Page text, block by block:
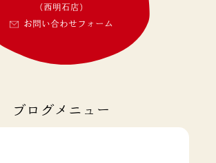
(西明石店)
お問い合わせフォーム
ブログメニュー